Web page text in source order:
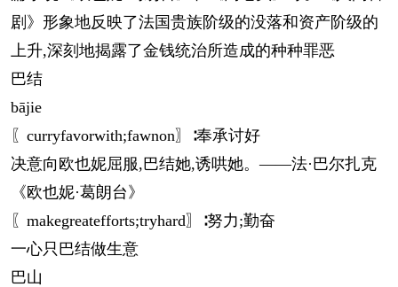
剧》形象地反映了法国贵族阶级的没落和资产阶级的
上升,深刻地揭露了金钱统治所造成的种种罪恶
巴结
bājie
〖curryfavorwith;fawnon〗∶奉承讨好
决意向欧也妮屈服,巴结她,诱哄她。——法·巴尔扎克
《欧也妮·葛朗台》
〖makegreatefforts;tryhard〗∶努力;勤奋
一心只巴结做生意
巴山